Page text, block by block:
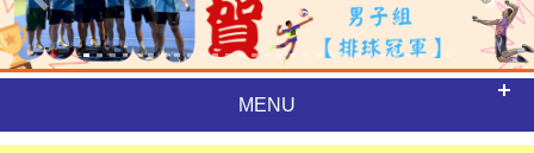
Previous Next
MENU